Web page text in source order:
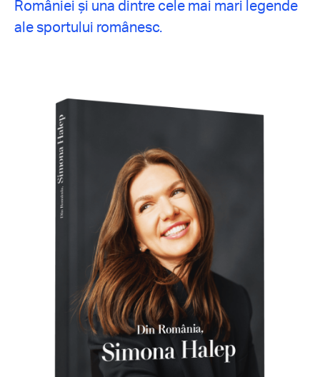
României și una dintre cele mai mari legende
ale sportului românesc.